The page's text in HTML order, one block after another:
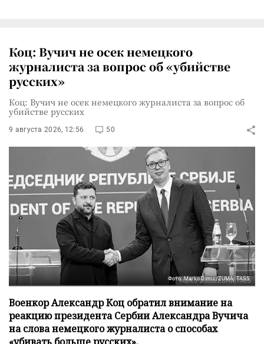
Коц: Вучич не осек немецкого
журналиста за вопрос об «убийстве
русских»
Коц: Вучич не осек немецкого журналиста за вопрос об
убийстве русских
9 августа 2026, 12:56 50
Фото: Marko Dimic/ZUMA/TASS
Военкор Александр Коц обратил внимание на
реакцию президента Сербии Александра Вучича
на слова немецкого журналиста о способах